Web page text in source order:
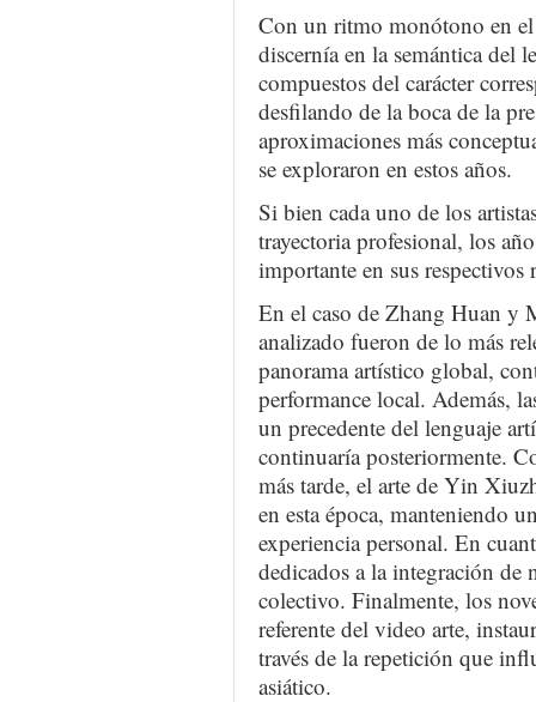
Con un ritmo monótono en
discernía en la semántica del
compuestos del carácter
desfilando de la boca de la
aproximaciones más
se exploraron en estos años.
Si bien cada uno de los
trayectoria profesional, los
importante en sus respectivos
En el caso de Zhang Huan y
analizado fueron de lo más
panorama artístico global,
performance local. Además,
un precedente del lenguaje
continuaría posteriormente.
más tarde, el arte de Yin
en esta época, manteniendo
experiencia personal. En
dedicados a la integración de
colectivo. Finalmente, los
referente del video arte,
través de la repetición que
asiático.